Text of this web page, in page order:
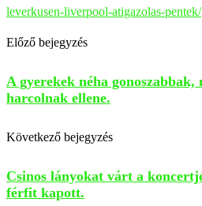
leverkusen-liverpool-atigazolas-pentek/
Előző bejegyzés
A gyerekek néha
harcolnak ellene.
Következő bejegyzés
Csinos lányokat várt a
férfit kapott.